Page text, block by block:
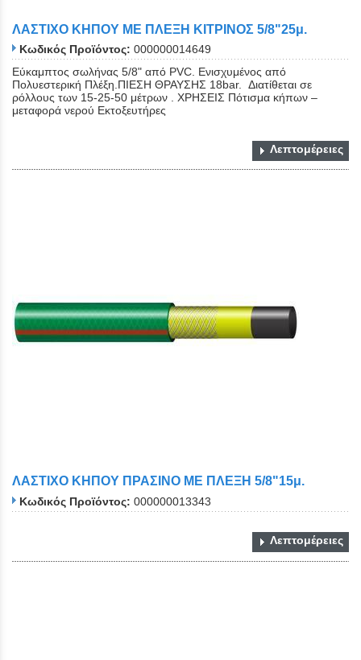
ΛΑΣΤΙΧΟ ΚΗΠΟΥ ΜΕ ΠΛΕΞΗ ΚΙΤΡΙΝΟΣ 5/8"25μ.
Κωδικός Προϊόντος: 000000014649
Εύκαμπτος σωλήνας 5/8" από PVC. Eνισχυμένος από
Πολυεστερική Πλέξη.ΠΙΕΣΗ ΘΡΑΥΣΗΣ 18bar. Διατίθεται σε
ρόλλους των 15-25-50 μέτρων . ΧΡΗΣΕΙΣ Πότισμα κήπων –
μεταφορά νερού Εκτοξευτήρες
Λεπτομέρειες
ΛΑΣΤΙΧΟ ΚΗΠΟΥ ΠΡΑΣΙΝΟ ΜΕ ΠΛΕΞΗ 5/8"15μ.
Κωδικός Προϊόντος: 000000013343
Λεπτομέρειες